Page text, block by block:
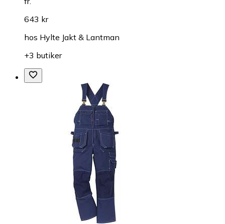
643 kr
hos Hylte Jakt & Lantman
+3 butiker